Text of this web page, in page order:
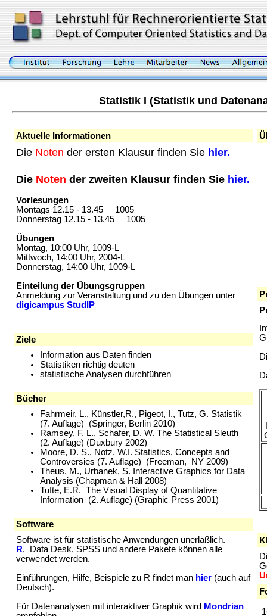
Statistik I (Statistik und
Aktuelle Informationen
Die Noten der ersten Klausur finden Sie hier.
Die Noten der zweiten Klausur finden Sie hier.
Vorlesungen
Montags 12.15 - 13.45 1005
Donnerstag 12.15 - 13.45 1005
Übungen
Montag, 10:00 Uhr, 1009-L
Mittwoch, 14:00 Uhr, 2004-L
Donnerstag, 14:00 Uhr, 1009-L
Einteilung der Übungsgruppen
Anmeldung zur Veranstaltung und zu den Übungen unter
digicampus StudIP
Ziele
Information aus Daten finden
Statistiken richtig deuten
statistische Analysen durchführen
Bücher
Fahrmeir, L., Künstler,R., Pigeot, I., Tutz, G. Statistik
(7. Auflage) (Springer, Berlin 2010)
Ramsey, F. L., Schafer, D. W. The Statistical Sleuth
(2. Auflage) (Duxbury 2002)
Moore, D. S., Notz, W.I. Statistics, Concepts and
Controversies (7. Auflage) (Freeman, NY 2009)
Theus, M., Urbanek, S. Interactive Graphics for Data
Analysis (Chapman & Hall 2008)
Tufte, E.R. The Visual Display of Quantitative
Information (2. Auflage) (Graphic Press 2001)
Software
Software ist für statistische Anwendungen unerläßlich.
R, Data Desk, SPSS und andere Pakete können alle
verwendet werden.
Einführungen, Hilfe, Beispiele zu R findet man hier (auch auf
Deutsch).
Für Datenanalysen mit interaktiver Graphik wird Mondrian